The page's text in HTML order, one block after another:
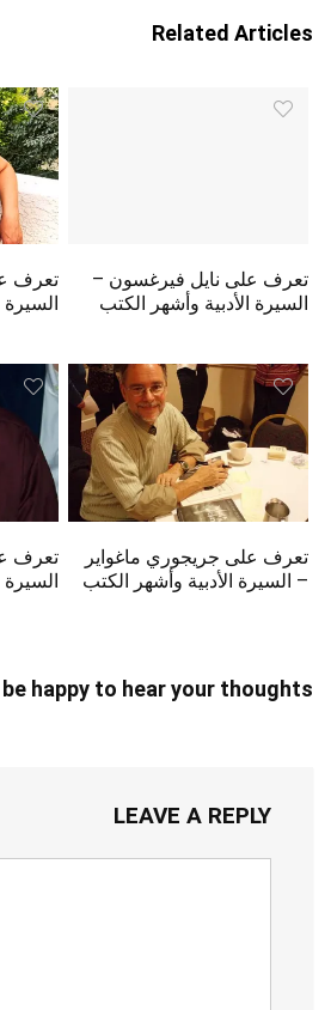
Related Articles
تعرف على نايل فيرغسون –
السيرة الأدبية وأشهر الكتب
تعرف
تعرف على جريجوري ماغواير
– السيرة الأدبية وأشهر الكتب
تعرف
السيرة
happy to hear your thoughts
LEAVE A REPLY